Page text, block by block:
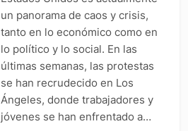
un panorama de caos y crisis,
tanto en lo económico como en
lo político y lo social. En las
últimas semanas, las protestas
se han recrudecido en Los
Ángeles, donde trabajadores y
jóvenes se han enfrentado a…